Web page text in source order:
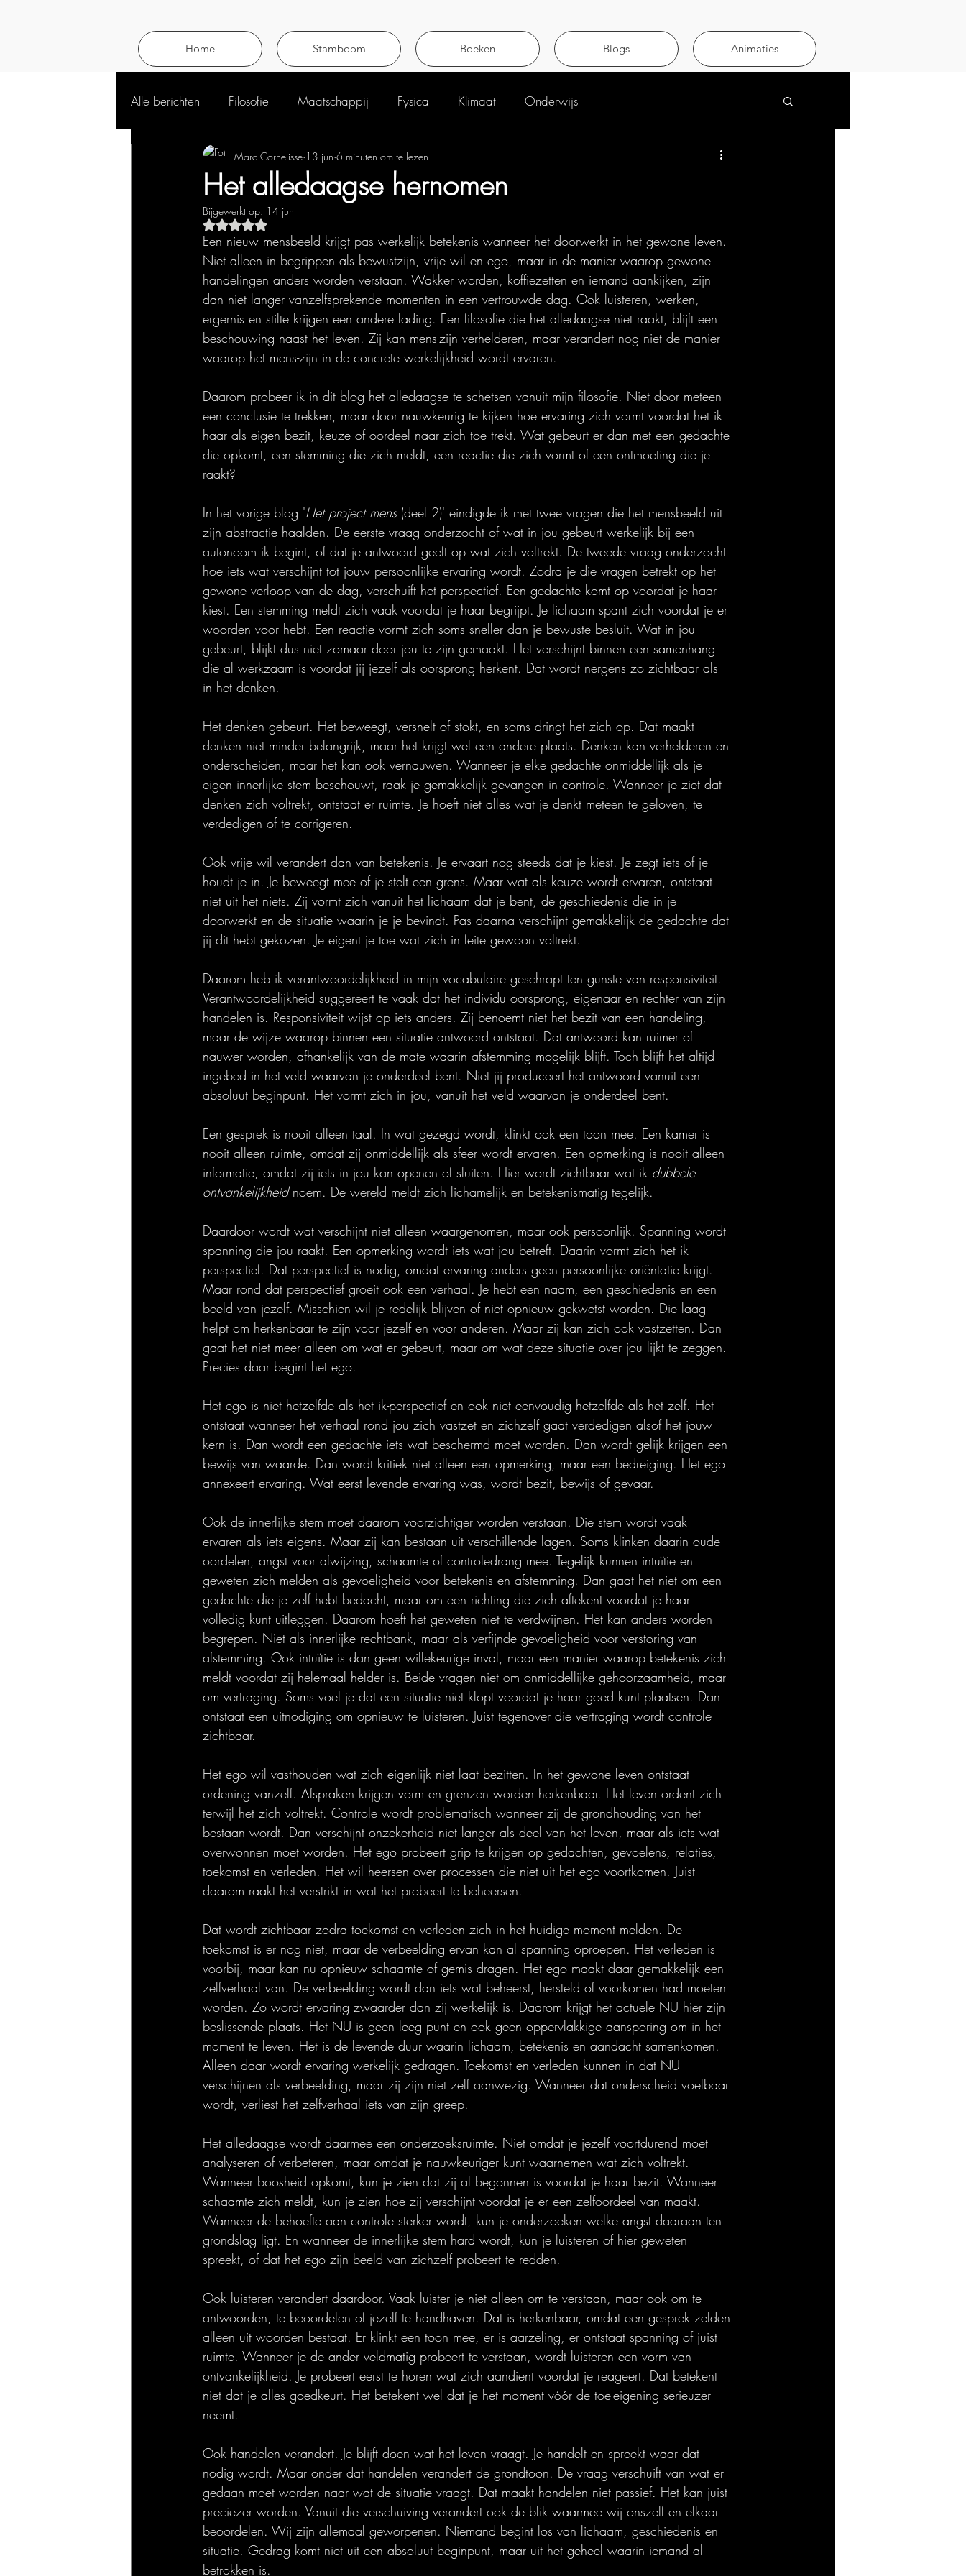
Home Stamboom Boeken Blogs Animaties
Alle berichten Filosofie Maatschappij Fysica Klimaat Onderwijs
Het alledaagse hernomen
Marc Cornelisse 13 jun 6 minuten om te lezen
Bijgewerkt op: 14 jun
Beoordeeld met NaN uit 5 sterren.
Een nieuw mensbeeld krijgt pas werkelijk betekenis wanneer het doorwerkt in het gewone leven.
Niet alleen in begrippen als bewustzijn, vrije wil en ego, maar in de manier waarop gewone
handelingen anders worden verstaan. Wakker worden, koffiezetten en iemand aankijken, zijn
dan niet langer vanzelfsprekende momenten in een vertrouwde dag. Ook luisteren, werken,
ergernis en stilte krijgen een andere lading. Een filosofie die het alledaagse niet raakt, blijft een
beschouwing naast het leven. Zij kan mens-zijn verhelderen, maar verandert nog niet de manier
waarop het mens-zijn in de concrete werkelijkheid wordt ervaren.
Daarom probeer ik in dit blog het alledaagse te schetsen vanuit mijn filosofie. Niet door meteen
een conclusie te trekken, maar door nauwkeurig te kijken hoe ervaring zich vormt voordat het ik
haar als eigen bezit, keuze of oordeel naar zich toe trekt. Wat gebeurt er dan met een gedachte
die opkomt, een stemming die zich meldt, een reactie die zich vormt of een ontmoeting die je
raakt?
In het vorige blog 'Het project mens (deel 2)' eindigde ik met twee vragen die het mensbeeld uit
zijn abstractie haalden. De eerste vraag onderzocht of wat in jou gebeurt werkelijk bij een
autonoom ik begint, of dat je antwoord geeft op wat zich voltrekt. De tweede vraag onderzocht
hoe iets wat verschijnt tot jouw persoonlijke ervaring wordt. Zodra je die vragen betrekt op het
gewone verloop van de dag, verschuift het perspectief. Een gedachte komt op voordat je haar
kiest. Een stemming meldt zich vaak voordat je haar begrijpt. Je lichaam spant zich voordat je er
woorden voor hebt. Een reactie vormt zich soms sneller dan je bewuste besluit. Wat in jou
gebeurt, blijkt dus niet zomaar door jou te zijn gemaakt. Het verschijnt binnen een samenhang
die al werkzaam is voordat jij jezelf als oorsprong herkent. Dat wordt nergens zo zichtbaar als
in het denken.
Het denken gebeurt. Het beweegt, versnelt of stokt, en soms dringt het zich op. Dat maakt
denken niet minder belangrijk, maar het krijgt wel een andere plaats. Denken kan verhelderen en
onderscheiden, maar het kan ook vernauwen. Wanneer je elke gedachte onmiddellijk als je
eigen innerlijke stem beschouwt, raak je gemakkelijk gevangen in controle. Wanneer je ziet dat
denken zich voltrekt, ontstaat er ruimte. Je hoeft niet alles wat je denkt meteen te geloven, te
verdedigen of te corrigeren.
Ook vrije wil verandert dan van betekenis. Je ervaart nog steeds dat je kiest. Je zegt iets of je
houdt je in. Je beweegt mee of je stelt een grens. Maar wat als keuze wordt ervaren, ontstaat
niet uit het niets. Zij vormt zich vanuit het lichaam dat je bent, de geschiedenis die in je
doorwerkt en de situatie waarin je je bevindt. Pas daarna verschijnt gemakkelijk de gedachte dat
jij dit hebt gekozen. Je eigent je toe wat zich in feite gewoon voltrekt.
Daarom heb ik verantwoordelijkheid in mijn vocabulaire geschrapt ten gunste van responsiviteit.
Verantwoordelijkheid suggereert te vaak dat het individu oorsprong, eigenaar en rechter van zijn
handelen is. Responsiviteit wijst op iets anders. Zij benoemt niet het bezit van een handeling,
maar de wijze waarop binnen een situatie antwoord ontstaat. Dat antwoord kan ruimer of
nauwer worden, afhankelijk van de mate waarin afstemming mogelijk blijft. Toch blijft het altijd
ingebed in het veld waarvan je onderdeel bent. Niet jij produceert het antwoord vanuit een
absoluut beginpunt. Het vormt zich in jou, vanuit het veld waarvan je onderdeel bent.
Een gesprek is nooit alleen taal. In wat gezegd wordt, klinkt ook een toon mee. Een kamer is
nooit alleen ruimte, omdat zij onmiddellijk als sfeer wordt ervaren. Een opmerking is nooit alleen
informatie, omdat zij iets in jou kan openen of sluiten. Hier wordt zichtbaar wat ik dubbele
ontvankelijkheid noem. De wereld meldt zich lichamelijk en betekenismatig tegelijk.
Daardoor wordt wat verschijnt niet alleen waargenomen, maar ook persoonlijk. Spanning wordt
spanning die jou raakt. Een opmerking wordt iets wat jou betreft. Daarin vormt zich het ik-
perspectief. Dat perspectief is nodig, omdat ervaring anders geen persoonlijke oriëntatie krijgt.
Maar rond dat perspectief groeit ook een verhaal. Je hebt een naam, een geschiedenis en een
beeld van jezelf. Misschien wil je redelijk blijven of niet opnieuw gekwetst worden. Die laag
helpt om herkenbaar te zijn voor jezelf en voor anderen. Maar zij kan zich ook vastzetten. Dan
gaat het niet meer alleen om wat er gebeurt, maar om wat deze situatie over jou lijkt te zeggen.
Precies daar begint het ego.
Het ego is niet hetzelfde als het ik-perspectief en ook niet eenvoudig hetzelfde als het zelf. Het
ontstaat wanneer het verhaal rond jou zich vastzet en zichzelf gaat verdedigen alsof het jouw
kern is. Dan wordt een gedachte iets wat beschermd moet worden. Dan wordt gelijk krijgen een
bewijs van waarde. Dan wordt kritiek niet alleen een opmerking, maar een bedreiging. Het ego
annexeert ervaring. Wat eerst levende ervaring was, wordt bezit, bewijs of gevaar.
Ook de innerlijke stem moet daarom voorzichtiger worden verstaan. Die stem wordt vaak
ervaren als iets eigens. Maar zij kan bestaan uit verschillende lagen. Soms klinken daarin oude
oordelen, angst voor afwijzing, schaamte of controledrang mee. Tegelijk kunnen intuïtie en
geweten zich melden als gevoeligheid voor betekenis en afstemming. Dan gaat het niet om een
gedachte die je zelf hebt bedacht, maar om een richting die zich aftekent voordat je haar
volledig kunt uitleggen. Daarom hoeft het geweten niet te verdwijnen. Het kan anders worden
begrepen. Niet als innerlijke rechtbank, maar als verfijnde gevoeligheid voor verstoring van
afstemming. Ook intuïtie is dan geen willekeurige inval, maar een manier waarop betekenis zich
meldt voordat zij helemaal helder is. Beide vragen niet om onmiddellijke gehoorzaamheid, maar
om vertraging. Soms voel je dat een situatie niet klopt voordat je haar goed kunt plaatsen. Dan
ontstaat een uitnodiging om opnieuw te luisteren. Juist tegenover die vertraging wordt controle
zichtbaar.
Het ego wil vasthouden wat zich eigenlijk niet laat bezitten. In het gewone leven ontstaat
ordening vanzelf. Afspraken krijgen vorm en grenzen worden herkenbaar. Het leven ordent zich
terwijl het zich voltrekt. Controle wordt problematisch wanneer zij de grondhouding van het
bestaan wordt. Dan verschijnt onzekerheid niet langer als deel van het leven, maar als iets wat
overwonnen moet worden. Het ego probeert grip te krijgen op gedachten, gevoelens, relaties,
toekomst en verleden. Het wil heersen over processen die niet uit het ego voortkomen. Juist
daarom raakt het verstrikt in wat het probeert te beheersen.
Dat wordt zichtbaar zodra toekomst en verleden zich in het huidige moment melden. De
toekomst is er nog niet, maar de verbeelding ervan kan al spanning oproepen. Het verleden is
voorbij, maar kan nu opnieuw schaamte of gemis dragen. Het ego maakt daar gemakkelijk een
zelfverhaal van. De verbeelding wordt dan iets wat beheerst, hersteld of voorkomen had moeten
worden. Zo wordt ervaring zwaarder dan zij werkelijk is. Daarom krijgt het actuele NU hier zijn
beslissende plaats. Het NU is geen leeg punt en ook geen oppervlakkige aansporing om in het
moment te leven. Het is de levende duur waarin lichaam, betekenis en aandacht samenkomen.
Alleen daar wordt ervaring werkelijk gedragen. Toekomst en verleden kunnen in dat NU
verschijnen als verbeelding, maar zij zijn niet zelf aanwezig. Wanneer dat onderscheid voelbaar
wordt, verliest het zelfverhaal iets van zijn greep.
Het alledaagse wordt daarmee een onderzoeksruimte. Niet omdat je jezelf voortdurend moet
analyseren of verbeteren, maar omdat je nauwkeuriger kunt waarnemen wat zich voltrekt.
Wanneer boosheid opkomt, kun je zien dat zij al begonnen is voordat je haar bezit. Wanneer
schaamte zich meldt, kun je zien hoe zij verschijnt voordat je er een zelfoordeel van maakt.
Wanneer de behoefte aan controle sterker wordt, kun je onderzoeken welke angst daaraan ten
grondslag ligt. En wanneer de innerlijke stem hard wordt, kun je luisteren of hier geweten
spreekt, of dat het ego zijn beeld van zichzelf probeert te redden.
Ook luisteren verandert daardoor. Vaak luister je niet alleen om te verstaan, maar ook om te
antwoorden, te beoordelen of jezelf te handhaven. Dat is herkenbaar, omdat een gesprek zelden
alleen uit woorden bestaat. Er klinkt een toon mee, er is aarzeling, er ontstaat spanning of juist
ruimte. Wanneer je de ander veldmatig probeert te verstaan, wordt luisteren een vorm van
ontvankelijkheid. Je probeert eerst te horen wat zich aandient voordat je reageert. Dat betekent
niet dat je alles goedkeurt. Het betekent wel dat je het moment vóór de toe-eigening serieuzer
neemt.
Ook handelen verandert. Je blijft doen wat het leven vraagt. Je handelt en spreekt waar dat
nodig wordt. Maar onder dat handelen verandert de grondtoon. De vraag verschuift van wat er
gedaan moet worden naar wat de situatie vraagt. Dat maakt handelen niet passief. Het kan juist
preciezer worden. Vanuit die verschuiving verandert ook de blik waarmee wij onszelf en elkaar
beoordelen. Wij zijn allemaal geworpenen. Niemand begint los van lichaam, geschiedenis en
situatie. Gedrag komt niet uit een absoluut beginpunt, maar uit het geheel waarin iemand al
betrokken is.